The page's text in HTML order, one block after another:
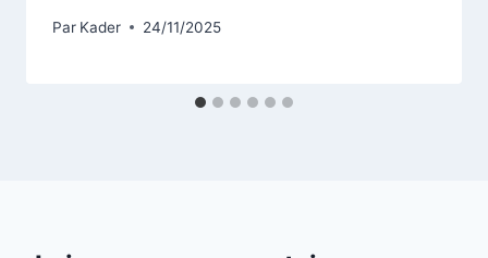
Par Kader 24/11/2025